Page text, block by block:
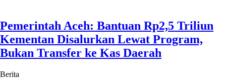
Pemerintah Aceh: Bantuan Rp2,5 Triliun
Kementan Disalurkan Lewat Program,
Bukan Transfer ke Kas Daerah
Berita